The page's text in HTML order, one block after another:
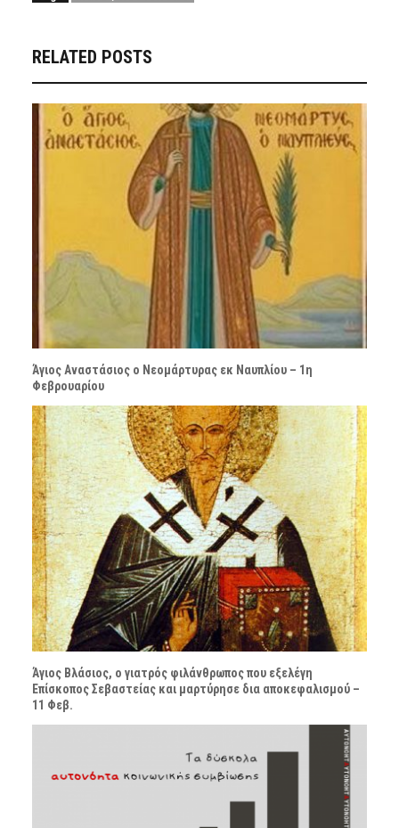
RELATED POSTS
Άγιος Αναστάσιος ο Νεομάρτυρας εκ Ναυπλίου – 1η
Φεβρουαρίου
Άγιος Βλάσιος, ο γιατρός φιλάνθρωπος που εξελέγη
Επίσκοπος Σεβαστείας και μαρτύρησε δια αποκεφαλισμού –
11 Φεβ.